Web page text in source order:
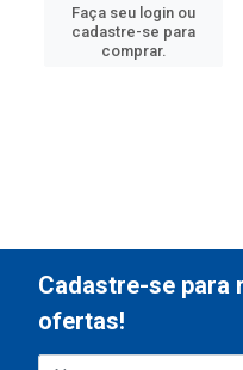
Faça seu login ou
cadastre-se para
comprar.
Cadastre-se para
ofertas!